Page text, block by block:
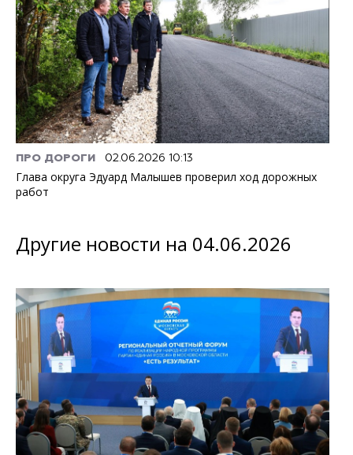
ПРО ДОРОГИ 02.06.2026 10:13
Глава округа Эдуард Малышев проверил ход дорожных
работ
Другие новости на 04.06.2026